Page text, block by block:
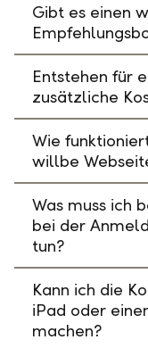
Gibt es einen
Entstehen für
zusätzliche
Wie
willbe
Was muss ich
bei der
tun?
Kann ich die
iPad oder
machen?